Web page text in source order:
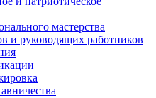
мастерства
и руководящих работников